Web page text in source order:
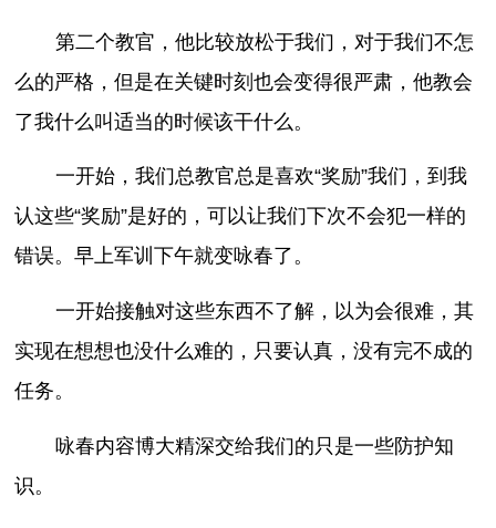
第二个教官，他比较放松于我们，对于我们不怎
么的严格，但是在关键时刻也会变得很严肃，他教会
了我什么叫适当的时候该干什么。
一开始，我们总教官总是喜欢“奖励”我们，到我
认这些“奖励”是好的，可以让我们下次不会犯一样的
错误。早上军训下午就变咏春了。
一开始接触对这些东西不了解，以为会很难，其
实现在想想也没什么难的，只要认真，没有完不成的
任务。
咏春内容博大精深交给我们的只是一些防护知
识。